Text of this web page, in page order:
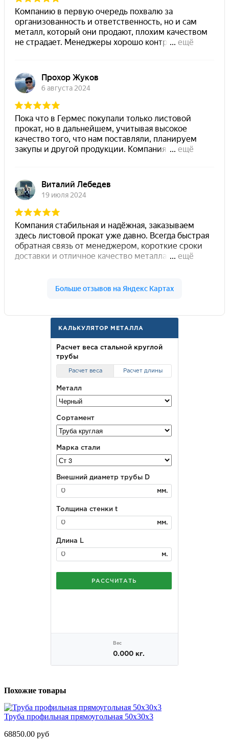
Похожие товары
Труба профильная прямоугольная 50x30x3
68850.00 руб